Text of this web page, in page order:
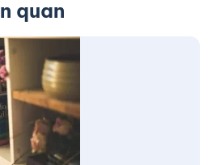
quan